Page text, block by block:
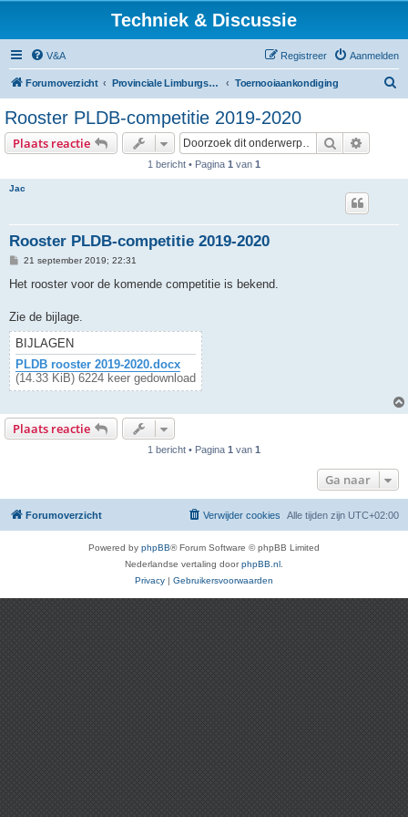
Techniek & Discussie
V&A Aanmelden
Registreer
Forumoverzicht Provinciale Limburgse Dambond Toernooiaankondiging
Rooster PLDB-competitie 2019-2020
Plaats reactie Zoek
1 bericht • Pagina 1 van 1
Jac
Rooster PLDB-competitie 2019-2020
B
r
h
21 september 2019; 22:31
Het rooster voor de komende competitie is bekend.
Zie de bijlage.
BIJLAGEN
PLDB rooster 2019-2020.docx
(14.33 KiB) 6224 keer gedownload
Plaats reactie
1 bericht • Pagina 1 van 1
Ga naar
Forumoverzicht Alle tijden zijn UTC+02:00
Verwijder cookies
Powered by phpBB® Forum Software © phpBB Limited
Nederlandse vertaling doorphpBB.nl
Privacy | Gebruikersvoorwaarden